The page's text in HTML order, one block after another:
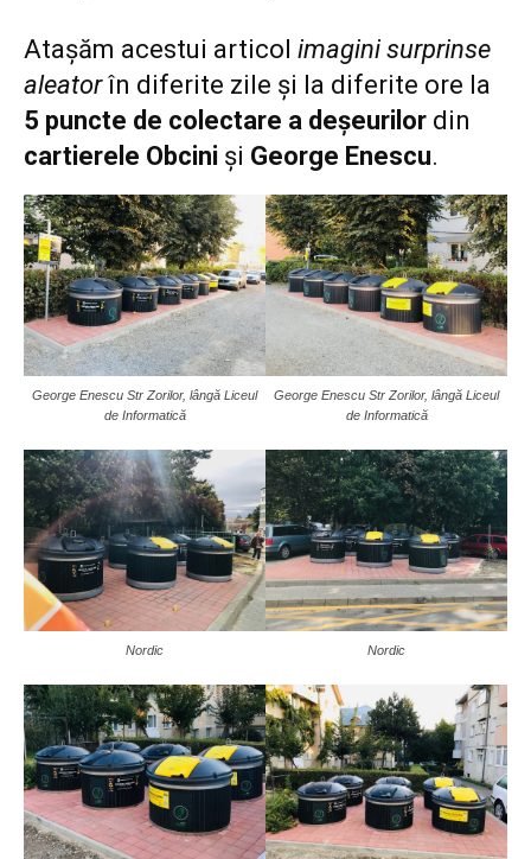
Ataşăm acestui articol imagini surprinse
aleatorîn diferite zile şi la diferite ore la
5 puncte de colectare a deşeurilor din
cartierele Obcini şi George Enescu.
George Enescu Str Zorilor, lângă Liceul
de Informatică
George Enescu Str Zorilor, lângă Liceul
de Informatică
Nordic Nordic